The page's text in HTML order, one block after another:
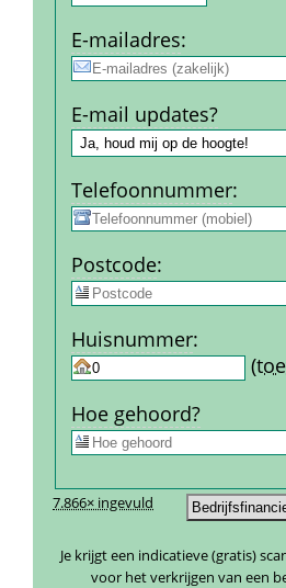
7.866× ingevuld
Je krijgt een indicatieve (gratis)
voor het verkrijgen van een
E-mail­adres:
E-mail updates?
Telefoon­nummer:
Post­code:
Huis­nummer:
(
Hoe gehoord?